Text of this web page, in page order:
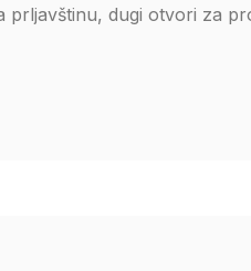
prljavštinu, dugi otvori za